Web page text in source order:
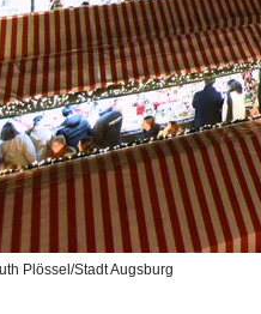
Plössel/Stadt Augsburg